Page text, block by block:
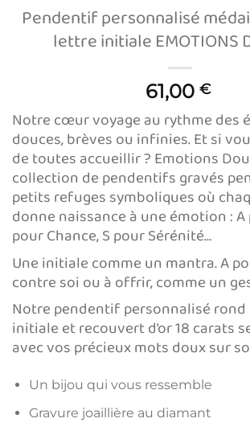
Pendentif personnalisé
lettre initiale EMOTIONS
61,00 €
Notre cœur voyage au rythme des
douces, brèves ou infinies. Et si
de toutes accueillir ? Emotions
collection de pendentifs gravés
petits refuges symboliques où
donne naissance à une émotion : A
pour Chance, S pour Sérénité…
Une initiale comme un mantra. A
contre soi ou à offrir, comme un
Notre pendentif personnalisé rond
initiale et recouvert d’or 18 carats
avec vos précieux mots doux sur
Un bijou qui vous ressemble
Gravure joaillière au diamant